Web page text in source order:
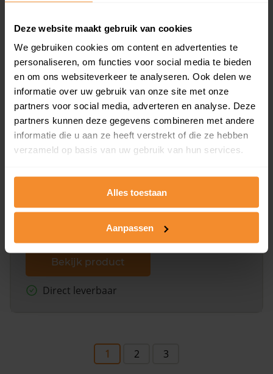
Deze website maakt gebruik van cookies
We gebruiken cookies om content en advertenties te
personaliseren, om functies voor social media te bieden
en om ons websiteverkeer te analyseren. Ook delen we
informatie over uw gebruik van onze site met onze
partners voor social media, adverteren en analyse. Deze
partners kunnen deze gegevens combineren met andere
informatie die u aan ze heeft verstrekt of die ze hebben
verzameld op basis van uw gebruik van hun services.
Alles toestaan
Aanpassen
Bekijk product
Direct leverbaar
Kadastrale kaart pakket
Alleen globale ligging perceel
Een uitgebreid overzicht van het perceel en
omliggende percelen met de kadastrale erfgrenzen,
Bekijk product
Direct leverbaar
1 2 3